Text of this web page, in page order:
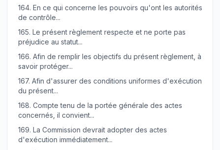
164. En ce qui concerne les pouvoirs qu'ont les autorités
de contrôle...
165. Le présent règlement respecte et ne porte pas
préjudice au statut...
166. Afin de remplir les objectifs du présent règlement, à
savoir protéger...
167. Afin d'assurer des conditions uniformes d'exécution
du présent...
168. Compte tenu de la portée générale des actes
concernés, il convient...
169. La Commission devrait adopter des actes
d'exécution immédiatement...